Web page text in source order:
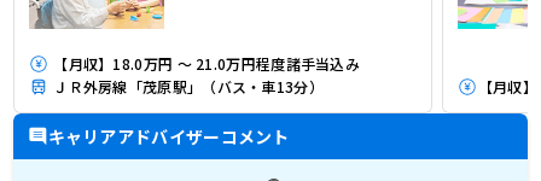
【月収】18.0万円 ～ 21.0万円程度諸手当込み
ＪＲ外房線「茂原駅」（バス・車13分）
キャリアアドバイザーコメント